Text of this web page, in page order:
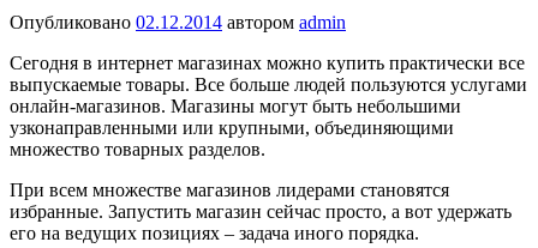
Опубликовано 02.12.2014 автором admin
Сегодня в интернет магазинах можно купить практически все
выпускаемые товары. Все больше людей пользуются услугами
онлайн-магазинов. Магазины могут быть небольшими
узконаправленными или крупными, объединяющими
множество товарных разделов.
При всем множестве магазинов лидерами становятся
избранные. Запустить магазин сейчас просто, а вот удержать
его на ведущих позициях – задача иного порядка.